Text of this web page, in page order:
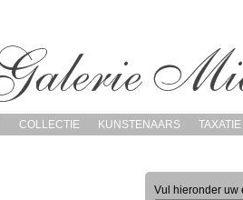
COLLECTIE KUNSTENAARS TAXATIE
Vul hieronder uw